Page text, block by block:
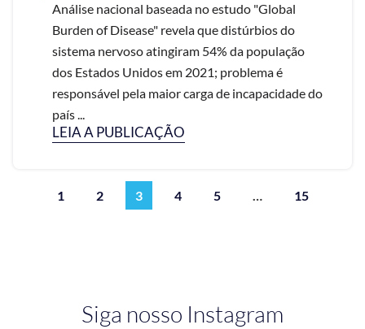
Análise nacional baseada no estudo "Global
Burden of Disease" revela que distúrbios do
sistema nervoso atingiram 54% da população
dos Estados Unidos em 2021; problema é
responsável pela maior carga de incapacidade do
país ...
LEIA A PUBLICAÇÃO
1 2 3 4 5 … 15
Siga nosso Instagram